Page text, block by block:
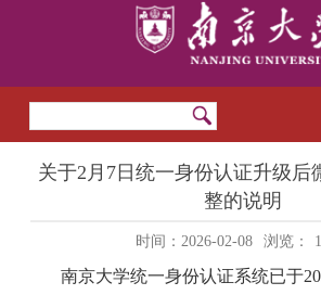
关于2月7日统一身份认证升级后
整的说明
时间：2026-02-08 浏览：
南京大学统一身份认证系统已于